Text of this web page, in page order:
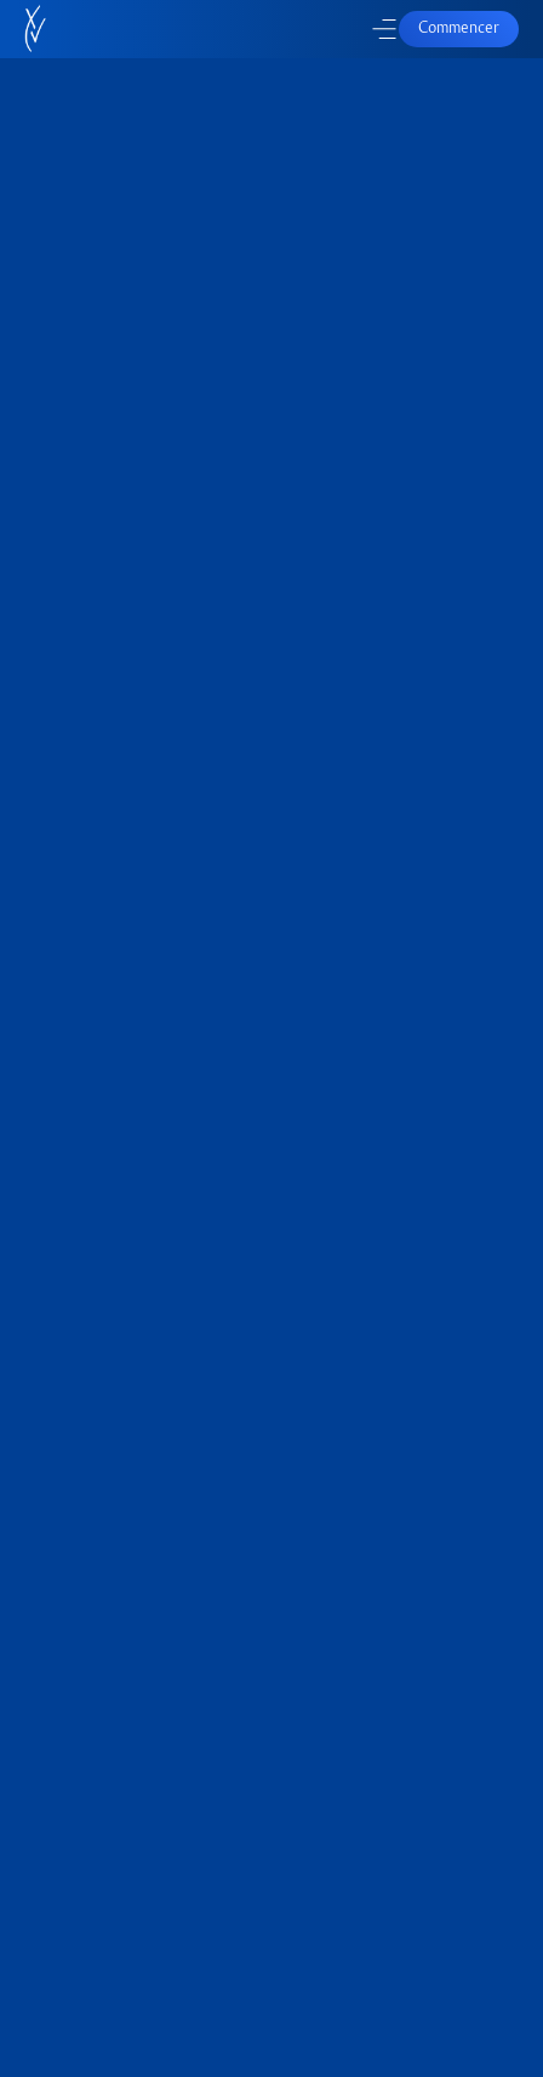
Commencer